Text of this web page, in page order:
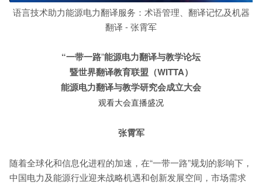
语言技术助力能源电力翻译服务：术语管理、翻译记忆及机器
翻译 - 张霄军
“一带一路”能源电力翻译与教学论坛
暨世界翻译教育联盟（WITTA）
能源电力翻译与教学研究会成立大会
观看大会直播盛况
张霄军
随着全球化和信息化进程的加速，在“一带一路”规划的影响下，
中国电力及能源行业迎来战略机遇和创新发展空间，市场需求